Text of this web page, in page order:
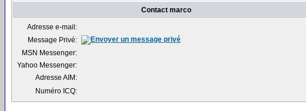
Contact marco
Adresse e-mail:
Message Privé:
MSN Messenger:
Yahoo Messenger:
Adresse AIM:
Numéro ICQ: